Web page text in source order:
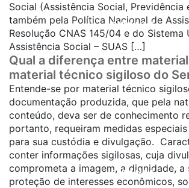
Social (Assistência Social, Previdência
também pela Política Nacional de
Resolução CNAS 145/04 e do Sistema
Assistência Social – SUAS […]
SAIBA MAIS...
Qual a diferença entre
material técnico sigiloso do
Entende-se por material técnico
documentação produzida, que pela
conteúdo, deva ser de conhecimento
portanto, requeiram medidas
para sua custódia e divulgação.
conter informações sigilosas, cuja
comprometa a imagem, a dignidade, a
proteção de interesses econômicos,
SAIBA MAIS...